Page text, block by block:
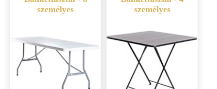
személyes
személyes